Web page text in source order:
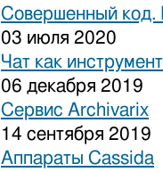
Совершенный код.
03 июля 2020
Чат как
06 декабря 2019
Сервис Archivarix
14 сентября 2019
Аппараты Cassida